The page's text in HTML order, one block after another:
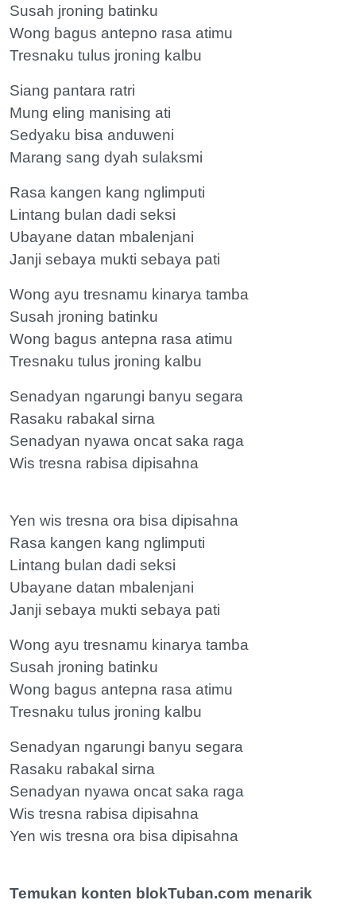
Susah jroning batinku
Wong bagus antepno rasa atimu
Tresnaku tulus jroning kalbu
Siang pantara ratri
Mung eling manising ati
Sedyaku bisa anduweni
Marang sang dyah sulaksmi
Rasa kangen kang nglimputi
Lintang bulan dadi seksi
Ubayane datan mbalenjani
Janji sebaya mukti sebaya pati
Wong ayu tresnamu kinarya tamba
Susah jroning batinku
Wong bagus antepna rasa atimu
Tresnaku tulus jroning kalbu
Senadyan ngarungi banyu segara
Rasaku rabakal sirna
Senadyan nyawa oncat saka raga
Wis tresna rabisa dipisahna
Yen wis tresna ora bisa dipisahna
Rasa kangen kang nglimputi
Lintang bulan dadi seksi
Ubayane datan mbalenjani
Janji sebaya mukti sebaya pati
Wong ayu tresnamu kinarya tamba
Susah jroning batinku
Wong bagus antepna rasa atimu
Tresnaku tulus jroning kalbu
Senadyan ngarungi banyu segara
Rasaku rabakal sirna
Senadyan nyawa oncat saka raga
Wis tresna rabisa dipisahna
Yen wis tresna ora bisa dipisahna
Temukan konten blokTuban.com menarik